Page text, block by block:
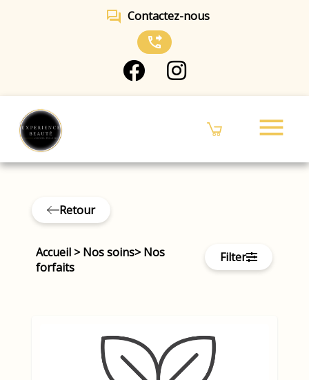
forum Contactez-nous
phone_forwarded
menu
Retour
Accueil >Nos soins>Nos
forfaits
Filter